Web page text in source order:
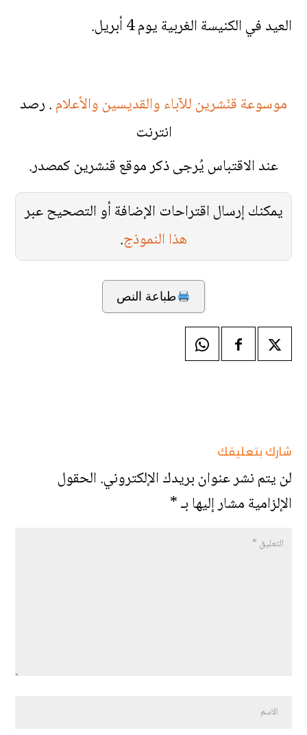
العيد في الكنيسة الغربية يوم 4 أبريل.
موسوعة قنّشرين للآباء والقديسين والأعلام. رصد
انترنت
عند الاقتباس يُرجى ذكر موقع قنشرين كمصدر.
يمكنك إرسال اقتراحات الإضافة أو التصحيح عبر
هذا النموذج.
طباعة النص
شارك بتعليقك
لن يتم نشر عنوان بريدك الإلكتروني.الحقول
الإلزامية مشار إليها بـ*